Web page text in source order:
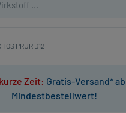
PRUR D12
Zeit: Gratis-Versand* ab
Mindestbestellwert!